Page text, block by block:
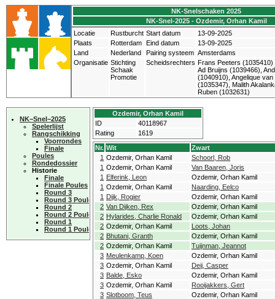
NK-Snelschaken 2025
NK-Snel-2025 - Ozdemir, Orhan Kamil
Locatie
Rustburcht Start datum
13-09-2025
Plaats
Rotterdam Eind datum
13-09-2025
Land
Nederland Pairing systeem Amsterdams
Organisatie Stichting
Schaak
Promotie
Scheidsrechters Frans Peeters (1035410)
Ad Bruijns (1039466),
(1040910), Angelique
(1035347), Malith
Ruben (1032631)
NK−Snel−2025
Spelerlijst
Rangschikking
Voorrondes
Finale
Poules
Rondedossier
Historie
Finale
Finale Poules
Round 3
Round 3 Poules
Round 2
Round 2 Poules
Round 1
Round 1 Poules
Ozdemir, Orhan Kamil
ID
40118967
Rating
1619
Nr. Wit
Zwart
1 Ozdemir, Orhan Kamil
Schoorl, Rob
1 Ozdemir, Orhan Kamil
Van Baaren, Joris
1 Elferink, Leon
Ozdemir, Orhan Kamil
1 Ozdemir, Orhan Kamil
Naarding, Eelco
1 Dijk, Rogier
Ozdemir, Orhan Kamil
2 Van Dijken, Rex
Ozdemir, Orhan Kamil
2 Hylarides, Charlie Ronald
Ozdemir, Orhan Kamil
2 Ozdemir, Orhan Kamil
Loots, Johan
2 Bhutani, Granth
Ozdemir, Orhan Kamil
2 Ozdemir, Orhan Kamil
Tuijnman, Jeannot
3 Meulenkamp, Koen
Ozdemir, Orhan Kamil
3 Ozdemir, Orhan Kamil
Deij, Casper
3 Balde, Esko
Ozdemir, Orhan Kamil
3 Ozdemir, Orhan Kamil
Rooijakkers, Gert
3 Slotboom, Teus
Ozdemir, Orhan Kamil